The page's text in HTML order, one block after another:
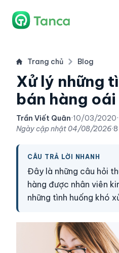
Trang chủ Blog
Xử lý những
bán hàng
Trần Viết Quân·10/03/2020·
Ngày cập nhật04/08/2026·
CÂU TRẢ LỜI NHANH
Đây là những câu hỏi
hàng được nhân viên
những tình huống khó